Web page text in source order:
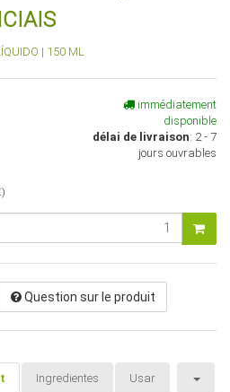
| 150 ML
)
immédiatement
disponible
délai de livraison: 2 - 7
jours ouvrables
Question sur le produit
Ingredientes Usar